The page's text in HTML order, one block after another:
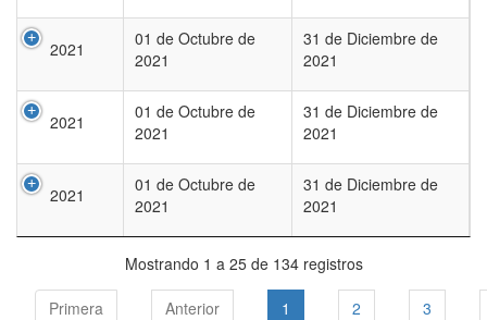
2021
01 de Octubre de
2021
31 de Diciembre de
2021
2021
01 de Octubre de
2021
31 de Diciembre de
2021
2021
01 de Octubre de
2021
31 de Diciembre de
2021
Mostrando 1 a 25 de 134 registros
Primera Anterior 1 2 3